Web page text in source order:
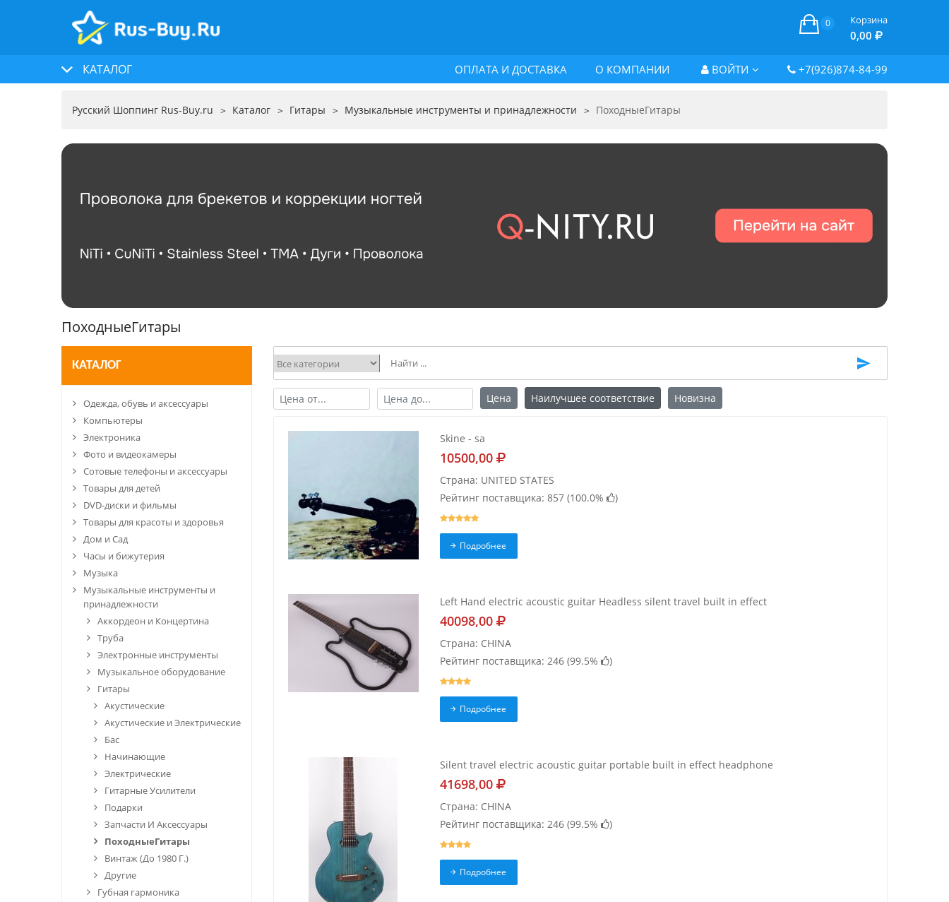
0 Корзина
0,00
КАТАЛОГ ОПЛАТА И ДОСТАВКА О КОМПАНИИ ВОЙТИ +7(926)874-84-99
Русский Шоппинг Rus-Buy.ru Каталог Гитары Музыкальные инструменты и принадлежности ПоходныеГитары
ПоходныеГитары
КАТАЛОГ
Одежда, обувь и аксессуары
Компьютеры
Электроника
Фото и видеокамеры
Сотовые телефоны и аксессуары
Товары для детей
DVD-диски и фильмы
Товары для красоты и здоровья
Дом и Сад
Часы и бижутерия
Музыка
Музыкальные инструменты и
принадлежности
Аккордеон и Концертина
Труба
Электронные инструменты
Музыкальное оборудование
Гитары
Акустические
Акустические и Электрические
Бас
Начинающие
Электрические
Гитарные Усилители
Подарки
Запчасти И Аксессуары
ПоходныеГитары
Винтаж (До 1980 Г.)
Другие
Губная гармоника
Цена Наилучшее соответствие Новизна
Skine - sa
10500,00
Страна: UNITED STATES
Рейтинг поставщика: 857 (100.0% )
Подробнее
Left Hand electric acoustic guitar Headless silent travel built in effect
40098,00
Страна: CHINA
Рейтинг поставщика: 246 (99.5% )
Подробнее
Silent travel electric acoustic guitar portable built in effect headphone
41698,00
Страна: CHINA
Рейтинг поставщика: 246 (99.5% )
Подробнее